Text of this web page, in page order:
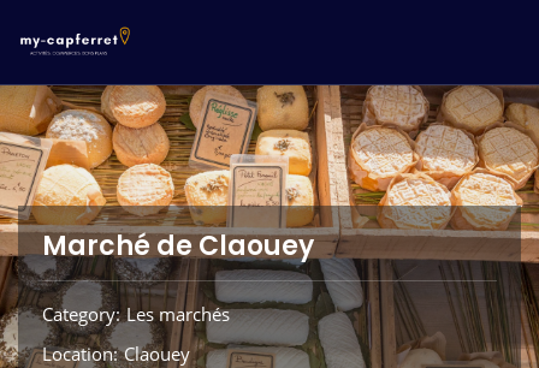
Marché de Claouey
Category Les marchés
Location Claouey